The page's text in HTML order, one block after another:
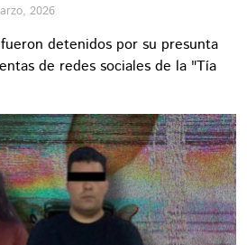
2026
fueron detenidos por su presunta
de redes sociales de la "Tía